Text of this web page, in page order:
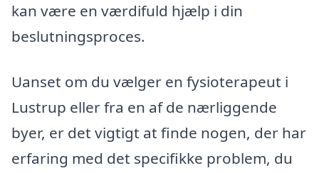
kan være en værdifuld hjælp i din
beslutningsproces.
Uanset om du vælger en fysioterapeut i
Lustrup eller fra en af de nærliggende
byer, er det vigtigt at finde nogen, der har
erfaring med det specifikke problem, du